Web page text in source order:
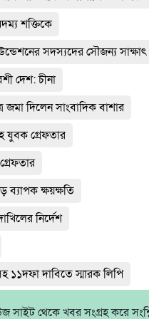
শক্তিকে
সদস্যদের সৌজন্য সাক্ষাৎ
দেশ: চীনা
জমা দিলেন সাংবাদিক বাশার
যুবক গ্রেফতার
ব‍্যাপক ক্ষয়ক্ষতি
নির্দেশ
১১দফা দাবিতে স্মারক লিপি
সাইট থেকে খবর সংগ্রহ করে